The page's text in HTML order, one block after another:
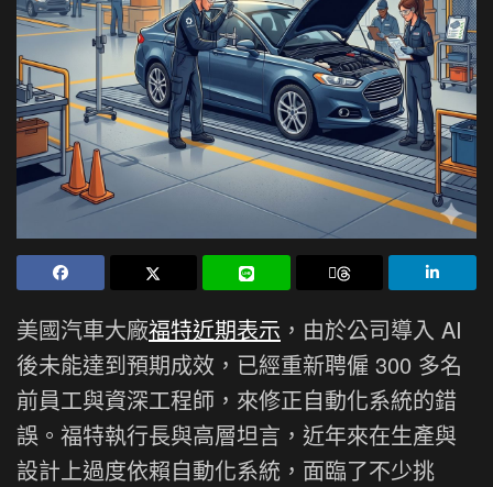
美國汽車大廠福特近期表示 ，由於公司導入 AI
後未能達到預期成效，已經重新聘僱 300 多名
前員工與資深工程師，來修正自動化系統的錯
誤。福特執行長與高層坦言，近年來在生產與
設計上過度依賴自動化系統，面臨了不少挑